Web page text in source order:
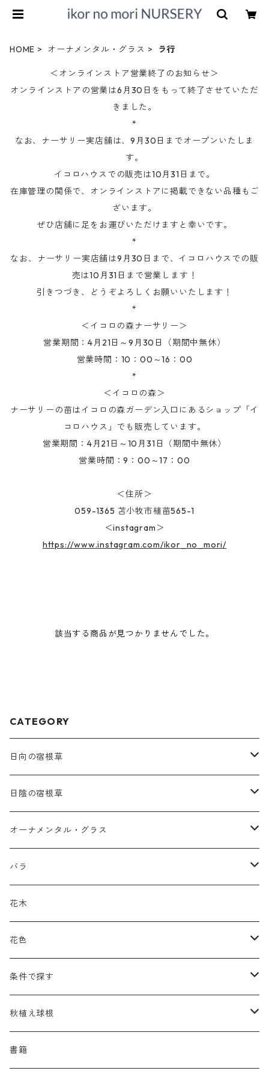
HOME オーナメンタル・グラス ラ行
＜オンラインストア営業終了のお知らせ＞
オンラインストアの営業は6月30日をもって終了させていただ
きました。
*
なお、ナーサリー実店舗は、9月30日までオープンいたしま
す。
イコロハウスでの販売は10月31日まで。
在庫管理の関係で、オンラインストアに掲載できない品種もご
ざいます。
ぜひ店舗に足をお運びいただけますと幸いです。
*
なお、ナーサリー実店舗は9月30日まで、イコロハウスでの販
売は10月31日まで営業します！
引きつづき、どうぞよろしくお願いいたします！
*
＜イコロの森ナーサリー＞
営業期間：4月21日～9月30日（期間中無休）
営業時間：10：00～16：00
*
＜イコロの森＞
ナーサリーの苗はイコロの森ガーデン入口にあるショップ「イ
コロハウス」でも販売しています。
営業期間：4月21日～10月31日（期間中無休）
営業時間：9：00～17：00
＜住所＞
059-1365 苫小牧市植苗565-1
＜instagram＞
https://www.instagram.com/ikor_no_mori/
該当する商品が見つかりませんでした。
CATEGORY
日向の宿根草
ア行
アガパンツス
アキレア
アストランティア
アデノフォラ
カ行
カラミンタ
カルタ
クランベ
サ行
サルウィア
サングイソルバ
タ行
タナケツム
タリクトルム
ナ行
ネペタ
ハ行
パエオニア
バプティシア
マ行
ムクゲニア
ラ行
日陰の宿根草
ア行
アクタエア
アコニツム
アルンクス
カ行
ギボウシ
キレンゲショウマ
タ行
ティアレラ
ドイツスズラン
ハ行
ブルネラ
プルモナリア
マ行
メルテンシア
ラ行
ランプロカプノス
シダ類
オーナメンタル・グラス
ア行
エリムス
カ行
カスマンティウム
カレクス
サ行
スティパ
セスレリア
タ行
デスカンプシア
ハ行
ハコネクロア
マ行
バラ
原種類
ハマナシの交配種（HRg）
ランブラー
クライマー
半つる
花木
花色
黒
青
緑
条件で探す
蜜源植物
グランドカバーにも良い植物
秋植え球根
アリウム
書籍